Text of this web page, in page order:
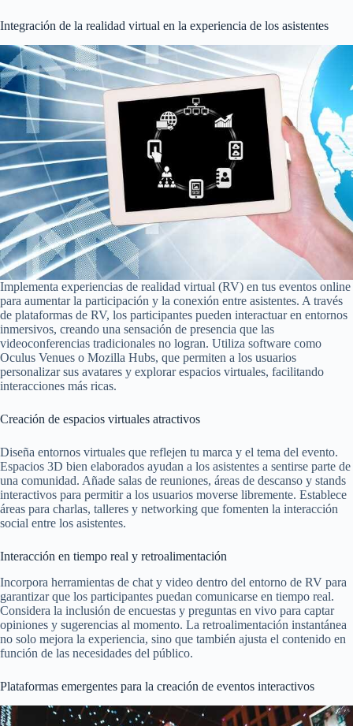
Integración de la realidad virtual en la experiencia de los asistentes
Implementa experiencias de realidad virtual (RV) en tus eventos online
para aumentar la participación y la conexión entre asistentes. A través
de plataformas de RV, los participantes pueden interactuar en entornos
inmersivos, creando una sensación de presencia que las
videoconferencias tradicionales no logran. Utiliza software como
Oculus Venues o Mozilla Hubs, que permiten a los usuarios
personalizar sus avatares y explorar espacios virtuales, facilitando
interacciones más ricas.
Creación de espacios virtuales atractivos
Diseña entornos virtuales que reflejen tu marca y el tema del evento.
Espacios 3D bien elaborados ayudan a los asistentes a sentirse parte de
una comunidad. Añade salas de reuniones, áreas de descanso y stands
interactivos para permitir a los usuarios moverse libremente. Establece
áreas para charlas, talleres y networking que fomenten la interacción
social entre los asistentes.
Interacción en tiempo real y retroalimentación
Incorpora herramientas de chat y video dentro del entorno de RV para
garantizar que los participantes puedan comunicarse en tiempo real.
Considera la inclusión de encuestas y preguntas en vivo para captar
opiniones y sugerencias al momento. La retroalimentación instantánea
no solo mejora la experiencia, sino que también ajusta el contenido en
función de las necesidades del público.
Plataformas emergentes para la creación de eventos interactivos